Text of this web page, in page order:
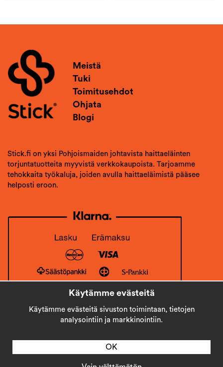
Meistä
Tuki
Toimitusehdot
Ohjata
Blogi
Stick.fi on yksi Pohjoismaiden johtavista haittaeläinten
torjuntatuotteita myyvistä verkkokaupoista. Tarjoamme
tehokkaita työkaluja, joiden avulla haittaeläimistä pääsee
helposti eroon.
Käytämme evästeitä
Käytämme evästeitä sivuston toimintaan, tietojen
analysointiin ja markkinointiin.
OK